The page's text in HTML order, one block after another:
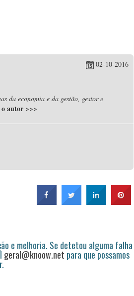
02-10-2016
da economia e da gestão, gestor e
o autor >>>
e melhoria. Se detetou alguma falha
geral@knoow.net para que possamos